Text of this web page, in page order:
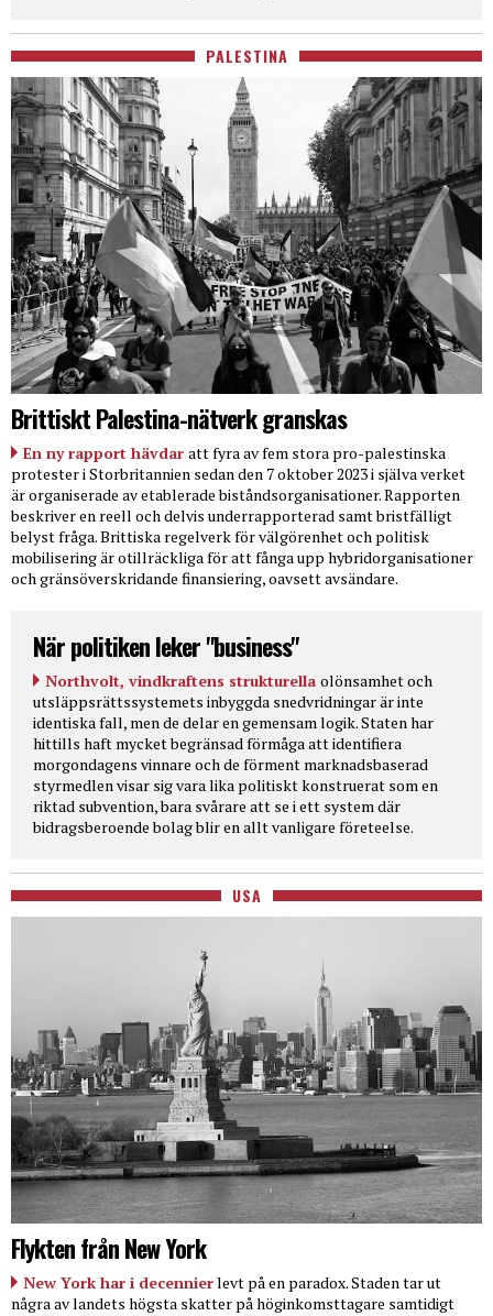
PALESTINA
Brittiskt Palestina-nätverk granskas
En ny rapport hävdar att fyra av fem stora pro-palestinska
protester i Storbritannien sedan den 7 oktober 2023 i själva verket
är organiserade av etablerade biståndsorganisationer. Rapporten
beskriver en reell och delvis underrapporterad samt bristfälligt
belyst fråga. Brittiska regelverk för välgörenhet och politisk
mobilisering är otillräckliga för att fånga upp hybridorganisationer
och gränsöverskridande finansiering, oavsett avsändare.
När politiken leker "business"
Northvolt, vindkraftens strukturella olönsamhet och
utsläppsrättssystemets inbyggda snedvridningar är inte
identiska fall, men de delar en gemensam logik. Staten har
hittills haft mycket begränsad förmåga att identifiera
morgondagens vinnare och de förment marknadsbaserad
styrmedlen visar sig vara lika politiskt konstruerat som en
riktad subvention, bara svårare att se i ett system där
bidragsberoende bolag blir en allt vanligare företeelse.
USA
Flykten från New York
New York har i decennierlevt på en paradox. Staden tar ut
några av landets högsta skatter på höginkomsttagare samtidigt